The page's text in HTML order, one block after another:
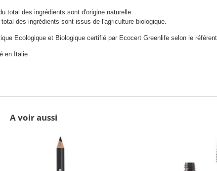
total des ingrédients sont d'origine naturelle.
total des ingrédients sont issus de l'agriculture biologique.
Ecologique et Biologique certifié par Ecocert Greenlife selon le
en Italie
A voir aussi